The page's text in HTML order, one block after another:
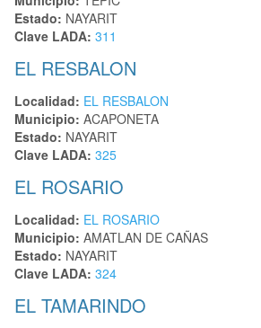
Estado: NAYARIT
Clave LADA: 311
EL RESBALON
Localidad: EL RESBALON
Municipio: ACAPONETA
Estado: NAYARIT
Clave LADA: 325
EL ROSARIO
Localidad: EL ROSARIO
Municipio: AMATLAN DE CAÑAS
Estado: NAYARIT
Clave LADA: 324
EL TAMARINDO